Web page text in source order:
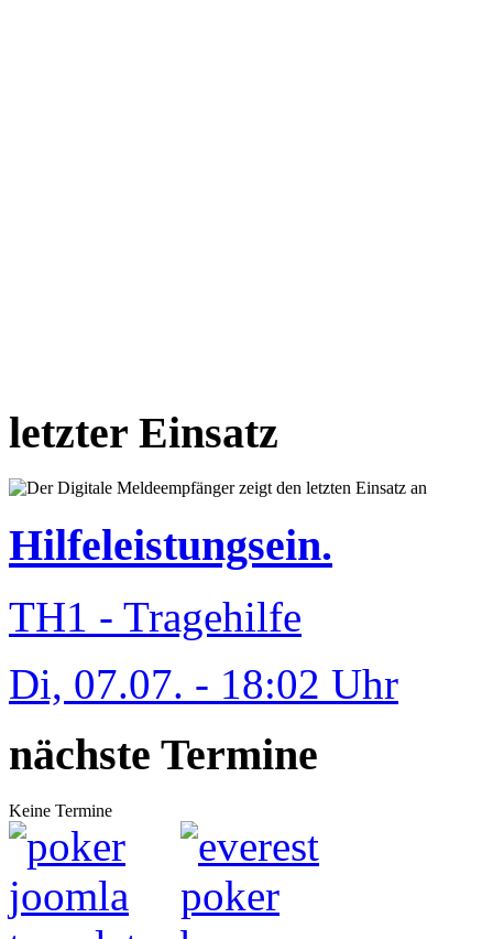
letzter Einsatz
Hilfeleistungsein.
TH1 - Tragehilfe
Di, 07.07. - 18:02 Uhr
nächste Termine
Keine Termine